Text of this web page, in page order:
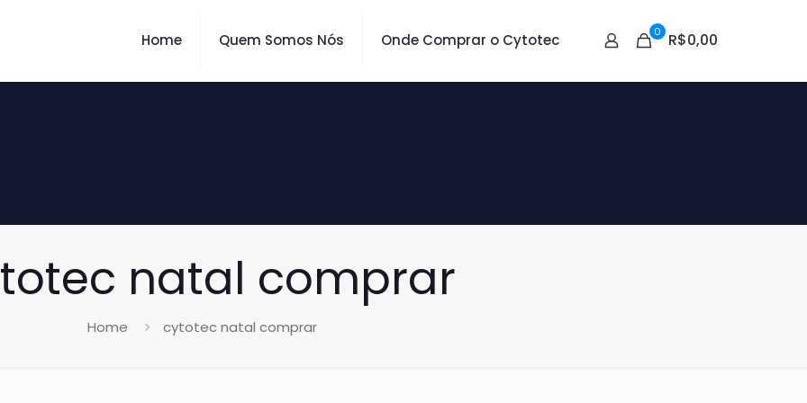
Home Quem Somos Nós Onde Comprar o Cytotec 0 R$0,00
natal comprar
Home cytotec natal comprar